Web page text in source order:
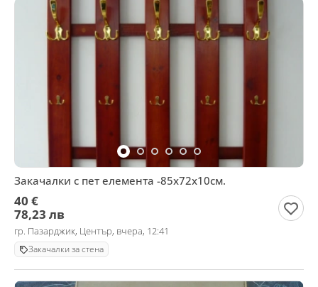
Закачалки с пет елемента -85х72х10см.
40 €
78,23 лв
гр. Пазарджик, Център, вчера, 12:41
Закачалки за стена